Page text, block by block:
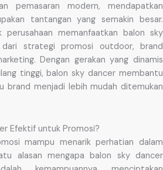
pemasaran modern, mendapatkan
tantangan yang semakin besar.
memanfaatkan balon sky
dari strategi promosi outdoor, brand
Dengan gerakan yang dinamis
tinggi, balon sky dancer membantu
brand menjadi lebih mudah ditemukan
Efektif untuk Promosi?
mampu menarik perhatian dalam
alasan mengapa balon sky dancer